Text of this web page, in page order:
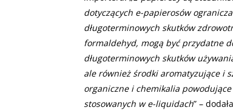
dotyczących e-papierosów
długoterminowych skutków
formaldehyd, mogą być przydatne
długoterminowych skutków
ale również środki aromatyzujące i
organiczne i chemikalia
stosowanych w e-liquidach” –